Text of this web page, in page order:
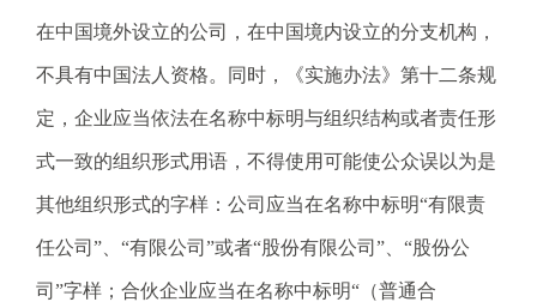
在中国境外设立的公司，在中国境内设立的分支机构，
不具有中国法人资格。同时，《实施办法》第十二条规
定，企业应当依法在名称中标明与组织结构或者责任形
式一致的组织形式用语，不得使用可能使公众误以为是
其他组织形式的字样：公司应当在名称中标明“有限责
任公司”、“有限公司”或者“股份有限公司”、“股份公
司”字样；合伙企业应当在名称中标明“（普通合